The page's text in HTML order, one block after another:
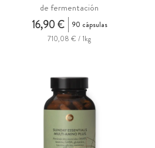
de fermentación
16,90 €
90 cápsulas
710,08 € / 1kg